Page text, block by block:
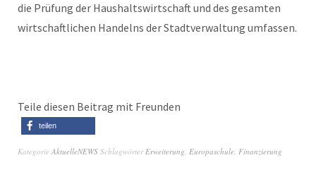
die Prüfung der Haushaltswirtschaft und des gesamten
wirtschaftlichen Handelns der Stadtverwaltung umfassen.
Teile diesen Beitrag mit Freunden
teilen
Kategorie AktuelleNEWS SchlagwörterErweiterung, Europaschule, Finanzierung